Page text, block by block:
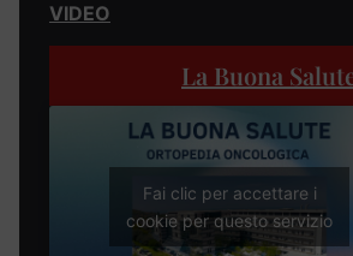
VIDEO
La Buona
Fai clic per accettare i
cookie per questo servizio